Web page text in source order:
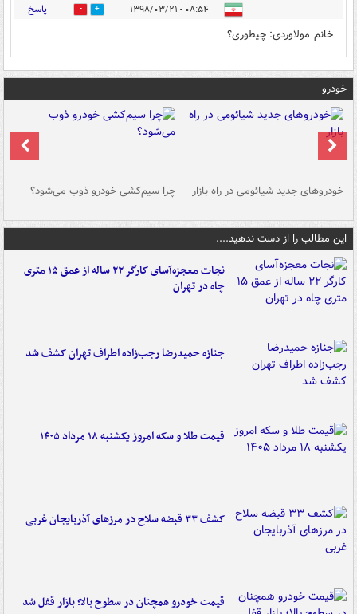
۰۸:۵۴ - ۱۳۹۸/۰۳/۲۱ 2 پاسخ
خانم مولاوردی: چیطوری؟
خودرو
خودروهای جدید شیائومی در راه بازار چرا سیم‌کشی خودرو ذوب می‌شود؟
این مطالب را از دست ندهید....
نجات معجزه‌آسای کارگر ۲۲ ساله از عمق ۱۵ متری
چاه در تهران
جنازه حمیدرضا رجب‌زاده اطراف تهران کشف شد
قیمت طلا و سکه امروز یکشنبه ۱۸ مرداد ۱۴۰۵
کشف ۳۳ قبضه سلاح در مرزهای آذربایجان غربی
قیمت خودرو همچنان در سطوح بالا؛ بازار قفل شد